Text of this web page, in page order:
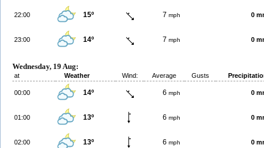
22:00 15º 7 mph 0
23:00 14º 7 mph 0
Wednesday, 19 Aug:
at Weather Wind: Average Gusts
00:00 14º 6 mph 0
01:00 13º 6 mph 0
02:00 13º 6 mph 0